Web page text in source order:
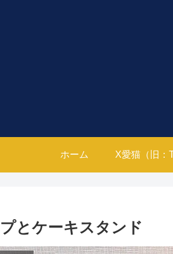
ホーム X愛猫（旧：
とケーキスタンド